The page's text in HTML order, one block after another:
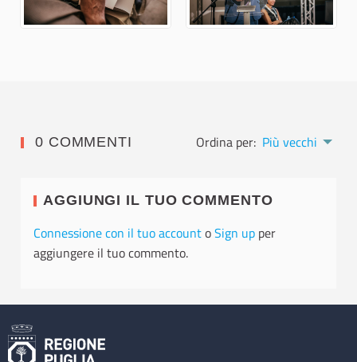
0 COMMENTI Ordina per: Più vecchi
AGGIUNGI IL TUO COMMENTO
Connessione con il tuo accountoSign up per
aggiungere il tuo commento.